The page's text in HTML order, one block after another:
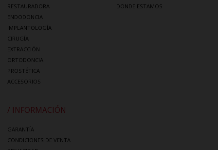
RESTAURADORA
ENDODONCIA
IMPLANTOLOGÍA
CIRUGÍA
EXTRACCIÓN
ORTODONCIA
PROSTÉTICA
ACCESORIOS
DONDE ESTAMOS
/ INFORMACIÓN
GARANTÍA
CONDICIONES DE VENTA